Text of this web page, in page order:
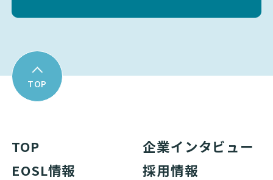
TOP
TOP
企業インタビュー
EOSL情報
採用情報